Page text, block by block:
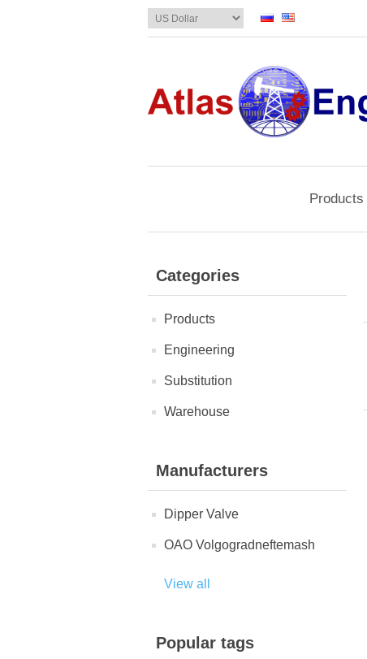
Products
Categories
Products
Engineering
Substitution
Warehouse
Manufacturers
Dipper Valve
OAO Volgogradneftemash
View all
Popular tags